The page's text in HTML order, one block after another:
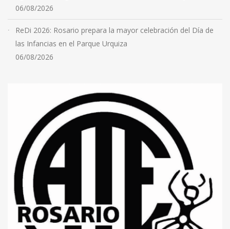
06/08/2026
ReDi 2026: Rosario prepara la mayor celebración del Día de
las Infancias en el Parque Urquiza
06/08/2026